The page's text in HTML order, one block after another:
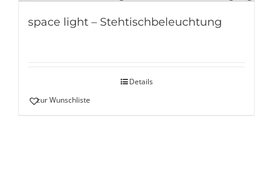
space light – Stehtischbeleuchtung
Details
zur Wunschliste